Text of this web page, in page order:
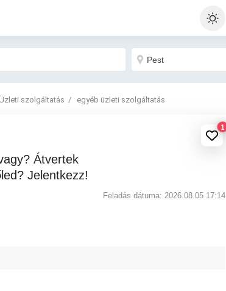
Üzleti szolgáltatás egyéb üzleti szolgáltatás
1
Jelentkezz!
Feladás dátuma: 2026.08.05 17:14